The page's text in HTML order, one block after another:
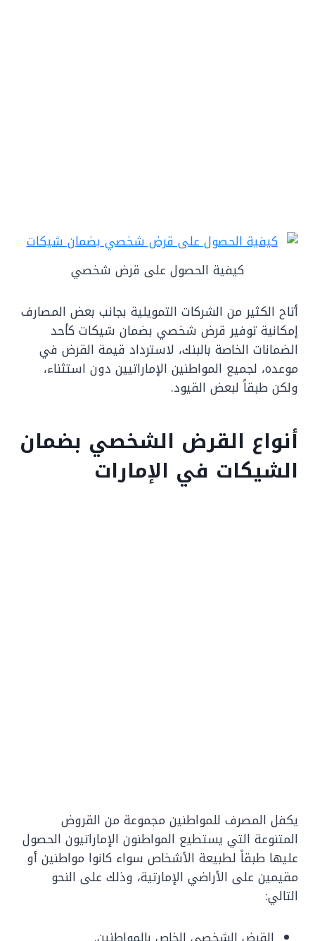
كيفية الحصول على قرض شخصي
أتاح الكثير من الشركات التمويلية بجانب بعض المصارف
إمكانية توفير قرض شخصي بضمان شيكات كأحد
الضمانات الخاصة بالبنك، لاسترداد قيمة القرض في
موعده، لجميع المواطنين الإماراتيين دون استثناء،
ولكن طبقاً لبعض القيود.
أنواع القرض الشخصي بضمان
الشيكات في الإمارات
يكفل المصرف للمواطنين مجموعة من القروض
المتنوعة التي يستطيع المواطنون الإماراتيون الحصول
عليها طبقاً لطبيعة الأشخاص سواء كانوا مواطنين أو
مقيمين على الأراضي الإمارتية، وذلك على النحو
التالي: